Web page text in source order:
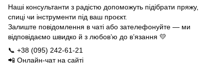
Наші консультанти з радістю допоможуть підібрати пряжу,
спиці чи інструменти під ваш проєкт.
Залиште повідомлення в чаті або зателефонуйте — ми
відповідаємо швидко й з любов’ю до в’язання 💛
📞 +38 (095) 242-61-21
📲 Онлайн-чат на сайті